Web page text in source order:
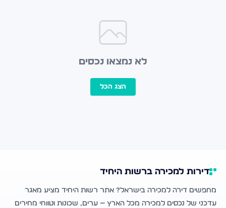
לא נמצאו נכסים
הצג הכל
דירות למכירה ברשות היחיד
מחפשים דירה למכירה בישראל? אתר רשות היחיד מציע מאגר
עדכני של נכסים למכירה מכל הארץ — ערים, שכונות וטווחי מחירים